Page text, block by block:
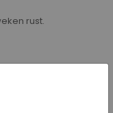
rust.